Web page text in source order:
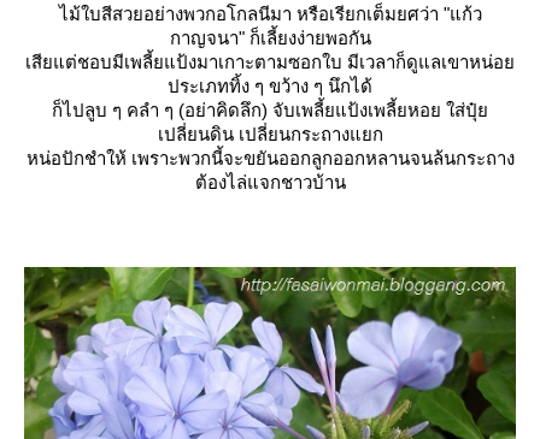
ไม้ใบสีสวยอย่างพวกอโกลนีมา หรือเรียกเต็มยศว่า "แก้ว
กาญจนา" ก็เลี้ยงง่ายพอกัน
เสียแต่ชอบมีเพลี้ยแป้งมาเกาะตามซอกใบ มีเวลาก็ดูแลเขาหน่อ
ประเภททิ้ง ๆ ขว้าง ๆ นึกได้
ก็ไปลูบ ๆ คลำ ๆ (อย่าคิดลึก) จับเพลี้ยแป้งเพลี้ยหอย ใส่ปุ๋
เปลี่ยนดิน เปลี่ยนกระถางแยก
หน่อปักชำให้ เพราะพวกนี้จะขยันออกลูกออกหลานจนล้นกระถาง
ต้องไล่แจกชาวบ้าน